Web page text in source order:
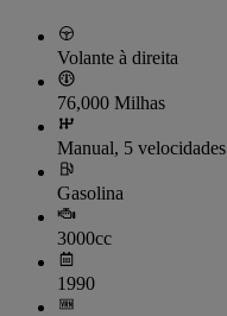
Volante à direita
76,000 Milhas
Manual, 5 velocidades
Gasolina
3000cc
1990